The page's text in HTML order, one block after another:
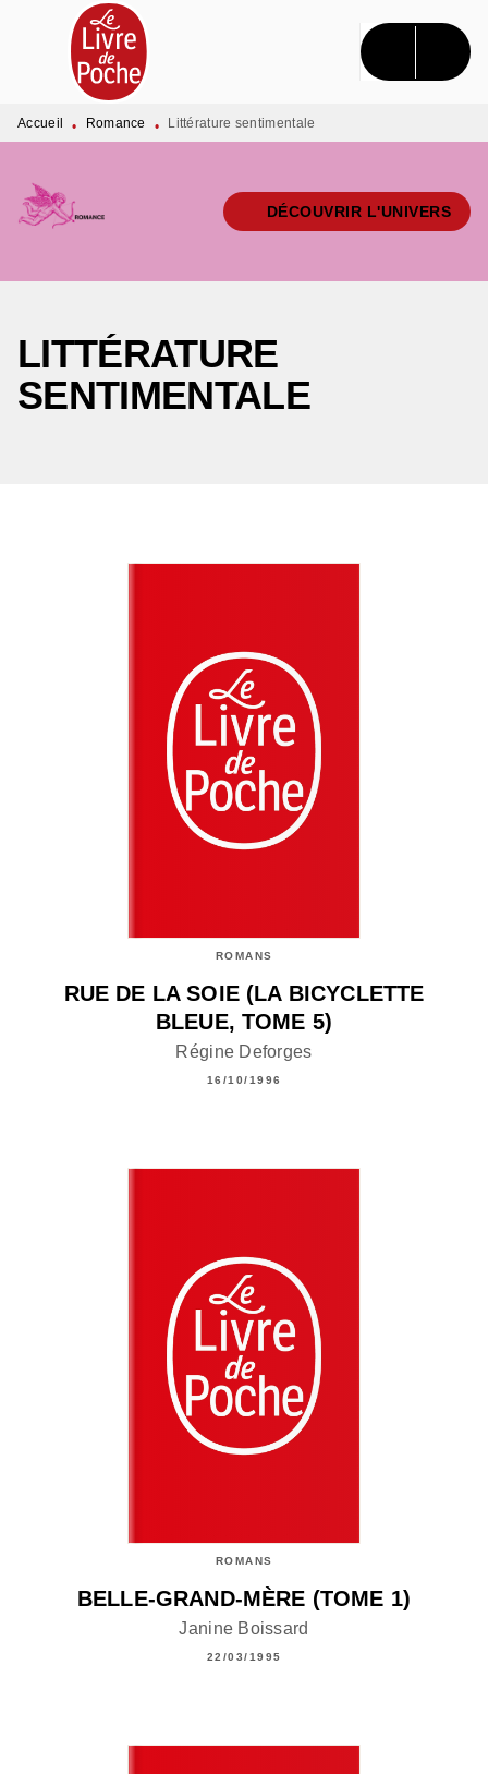
MENU RECHERCHE CONTENU
PIED DE PAGE
Accueil • Romance • Littérature sentimentale
DÉCOUVRIR L'UNIVERS
LITTÉRATURE
SENTIMENTALE
ROMANS
RUE DE LA SOIE (LA BICYCLETTE
BLEUE, TOME 5)
Régine Deforges
16/10/1996
ROMANS
BELLE-GRAND-MÈRE (TOME 1)
Janine Boissard
22/03/1995